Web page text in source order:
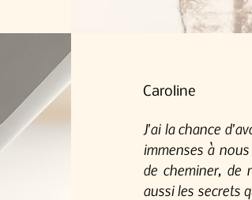
Caroline
J'ai la chance
immenses à
de cheminer, de
aussi les secrets